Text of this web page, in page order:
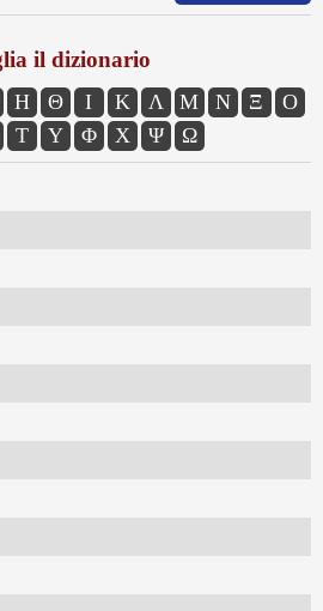
il dizionario
Η Θ Ι Κ Λ Μ Ν Ξ
Ο
Τ Υ Φ Χ Ψ Ω